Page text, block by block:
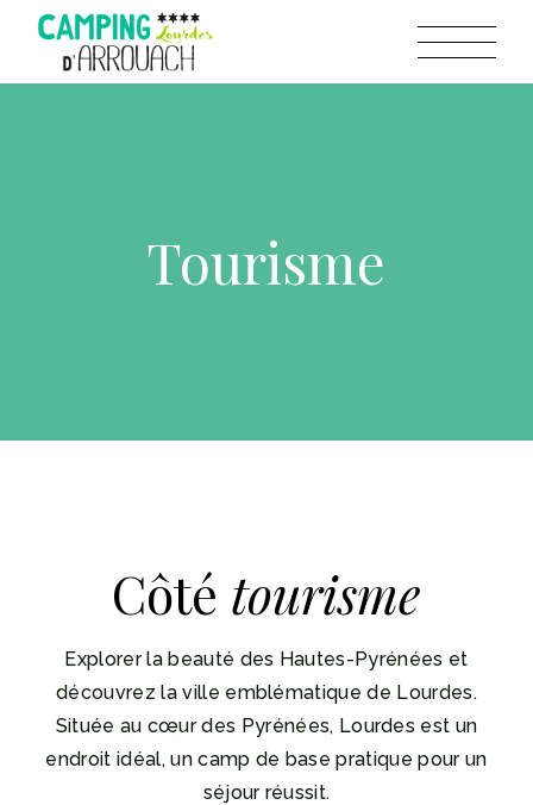
Tourisme
Côté tourisme
Explorer la beauté des Hautes-Pyrénées et
découvrez la ville emblématique de Lourdes.
Située au cœur des Pyrénées, Lourdes est un
endroit idéal, un camp de base pratique pour un
séjour réussit.